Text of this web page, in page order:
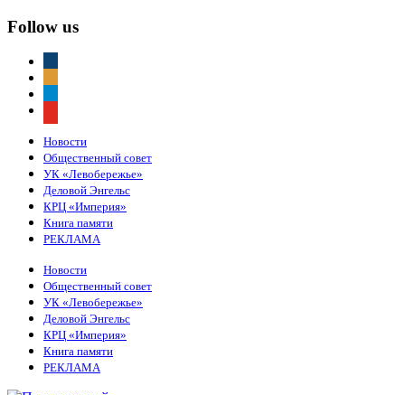
Follow us
Новости
Общественный совет
УК «Левобережье»
Деловой Энгельс
КРЦ «Империя»
Книга памяти
РЕКЛАМА
Новости
Общественный совет
УК «Левобережье»
Деловой Энгельс
КРЦ «Империя»
Книга памяти
РЕКЛАМА